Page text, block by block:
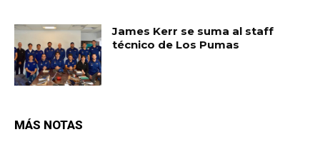
James Kerr se suma al staff
técnico de Los Pumas
MÁS NOTAS